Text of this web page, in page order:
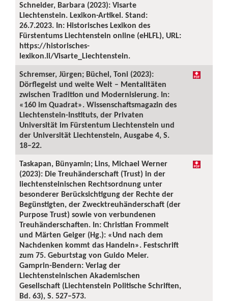
Schneider, Barbara (2023): Visarte
Liechtenstein. Lexikon-Artikel. Stand:
26.7.2023. In: Historisches Lexikon des
Fürstentums Liechtenstein online (eHLFL), URL:
https://historisches-
lexikon.li/Visarte_Liechtenstein.
Schremser, Jürgen; Büchel, Toni (2023):
Dörflegeist und weite Welt – Mentalitäten
zwischen Tradition und Modernisierung. In:
«160 im Quadrat». Wissenschaftsmagazin des
Liechtenstein-Instituts, der Privaten
Universität im Fürstentum Liechtenstein und
der Universität Liechtenstein, Ausgabe 4, S.
18–22.
Taskapan, Bünyamin; Lins, Michael Werner
(2023): Die Treuhänderschaft (Trust) in der
liechtensteinischen Rechtsordnung unter
besonderer Berücksichtigung der Rechte der
Begünstigten, der Zwecktreuhänderschaft (der
Purpose Trust) sowie von verbundenen
Treuhänderschaften. In: Christian Frommelt
und Märten Geiger (Hg.): «Und nach dem
Nachdenken kommt das Handeln». Festschrift
zum 75. Geburtstag von Guido Meier.
Gamprin-Bendern: Verlag der
Liechtensteinischen Akademischen
Gesellschaft (Liechtenstein Politische Schriften,
Bd. 63), S. 527–573.